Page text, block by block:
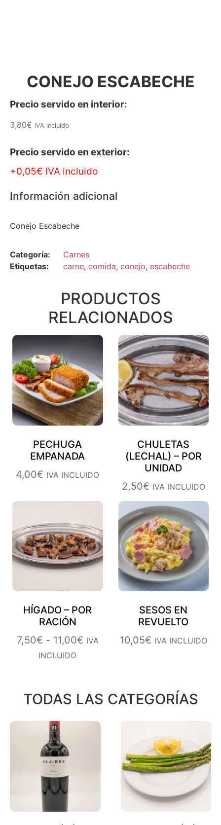
CONEJO ESCABECHE
Precio servido en interior:
3,80€ IVA incluido
Precio servido en exterior:
+0,05€ IVA incluido
Información adicional
Conejo Escabeche
Categoría:
Carnes
Etiquetas:
carne, comida, conejo, escabeche
PRODUCTOS
RELACIONADOS
PECHUGA
EMPANADA
4,00€ IVA INCLUIDO
CHULETAS
(LECHAL) – POR
UNIDAD
2,50€ IVA INCLUIDO
HÍGADO – POR
RACIÓN
7,50€ - 11,00€ IVA
INCLUIDO
SESOS EN
REVUELTO
10,05€ IVA INCLUIDO
TODAS LAS CATEGORÍAS